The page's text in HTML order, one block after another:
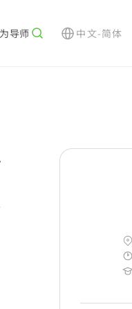
导师 中文-简体